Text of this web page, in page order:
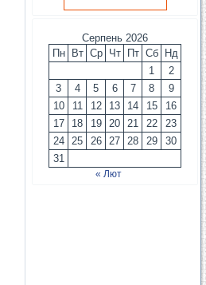
Серпень 2026
Пн
Вт Ср Чт Пт Сб
Нд
1
2
3
4 5 6 7 8
9
10
11 12 13 14 15
16
17
18 19 20 21 22
23
24
25 26 27 28 29
30
31
« Лют